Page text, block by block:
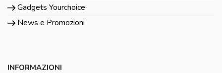
Gadgets Yourchoice
News e Promozioni
INFORMAZIONI